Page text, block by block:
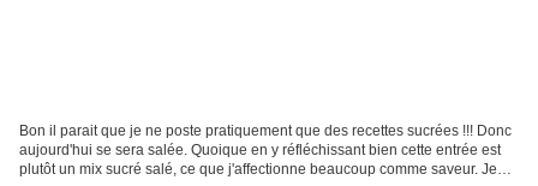
Bon il parait que je ne poste pratiquement que des recettes sucrées !!! Donc
aujourd'hui se sera salée. Quoique en y réfléchissant bien cette entrée est
plutôt un mix sucré salé, ce que j'affectionne beaucoup comme saveur. Je